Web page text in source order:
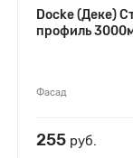
Docke (Деке)
профиль
Фасад
255 руб.